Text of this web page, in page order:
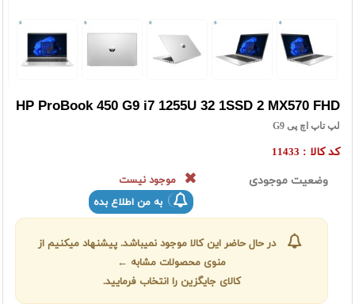
HP ProBook 450 G9 i7 1255U 32 1SSD 2 MX570 FHD
لپ تاپ اچ پی G9
کد کالا : 11433
وضعیت موجودی
موجود نیست
به من اطلاع بده
در حال حاضر این کالا موجود نمیباشد. پیشنهاد میکنیم از
منوی محصولات مشابه ←
کالای جایگزین را انتخاب فرمایید.